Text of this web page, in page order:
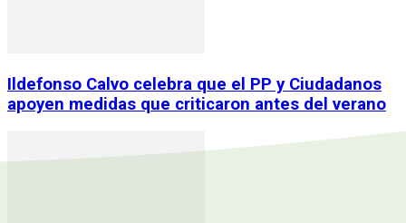
Ildefonso Calvo celebra que el PP y Ciudadanos
apoyen medidas que criticaron antes del verano